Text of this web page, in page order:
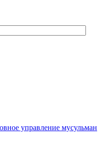
управление мусульман